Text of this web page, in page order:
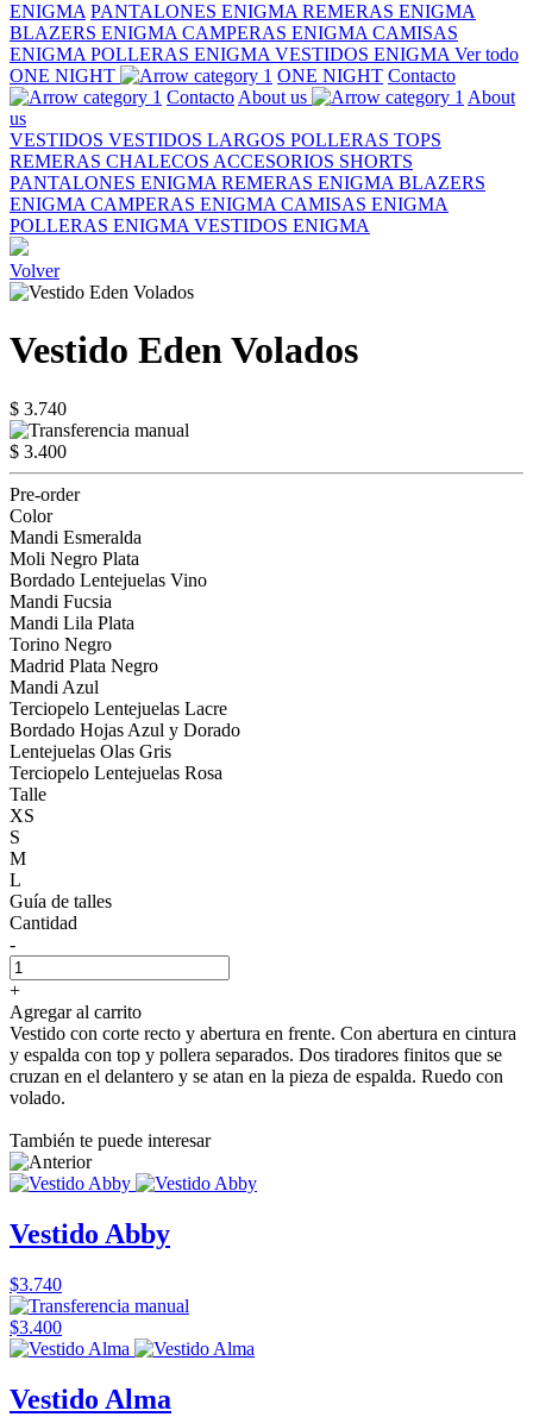
ENIGMA PANTALONES ENIGMA REMERAS ENIGMA
BLAZERS ENIGMA CAMPERAS ENIGMA CAMISAS
ENIGMA POLLERAS ENIGMA VESTIDOS ENIGMA Ver todo
ONE NIGHT
ONE NIGHT Contacto
Contacto About us
About
us
VESTIDOS VESTIDOS LARGOS POLLERAS TOPS
REMERAS CHALECOS ACCESORIOS SHORTS
PANTALONES ENIGMA REMERAS ENIGMA BLAZERS
ENIGMA CAMPERAS ENIGMA CAMISAS ENIGMA
POLLERAS ENIGMA VESTIDOS ENIGMA
Volver
Vestido Eden Volados
$ 3.740
$ 3.400
Pre-order
Color
Mandi Esmeralda
Moli Negro Plata
Bordado Lentejuelas Vino
Mandi Fucsia
Mandi Lila Plata
Torino Negro
Madrid Plata Negro
Mandi Azul
Terciopelo Lentejuelas Lacre
Bordado Hojas Azul y Dorado
Lentejuelas Olas Gris
Terciopelo Lentejuelas Rosa
Talle
XS
S
M
L
Guía de talles
Cantidad
-
+
Agregar al carrito
Vestido con corte recto y abertura en frente. Con abertura en cintura
y espalda con top y pollera separados. Dos tiradores finitos que se
cruzan en el delantero y se atan en la pieza de espalda. Ruedo con
volado.
También te puede interesar
Vestido Abby
$3.740
$3.400
Vestido Alma